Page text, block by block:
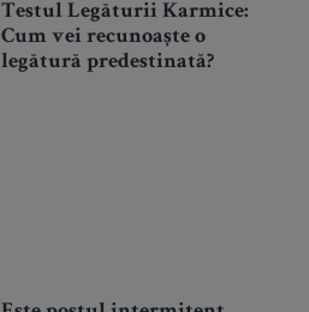
Testul Legăturii Karmice:
Cum vei recunoaște o
legătură predestinată?